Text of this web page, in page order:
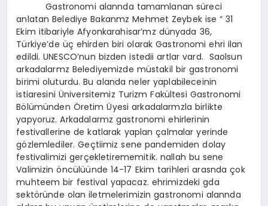
Gastronomi alannda tamamlanan süreci
anlatan Belediye Bakanmz Mehmet Zeybek ise “ 31
Ekim itibariyle Afyonkarahisar’mz dünyada 36,
Türkiye’de üç ehirden biri olarak Gastronomi ehri ilan
edildi. UNESCO’nun bizden istedii artlar vard. Saolsun
arkadalarmz Belediyemizde müstakil bir gastronomi
birimi oluturdu. Bu alanda neler yaplabileceinin
istiaresini Üniversitemiz Turizm Fakültesi Gastronomi
Bölümünden Öretim Üyesi arkadalarmzla birlikte
yapyoruz. Arkadalarmz gastronomi ehirlerinin
festivallerine de katlarak yaplan çalmalar yerinde
gözlemlediler. Geçtiimiz sene pandemiden dolay
festivalimizi gerçekletirememitik. nallah bu sene
Valimizin öncülüünde 14-17 Ekim tarihleri arasnda çok
muhteem bir festival yapacaz. ehrimizdeki gda
sektöründe olan iletmelerimizin gastronomi alannda